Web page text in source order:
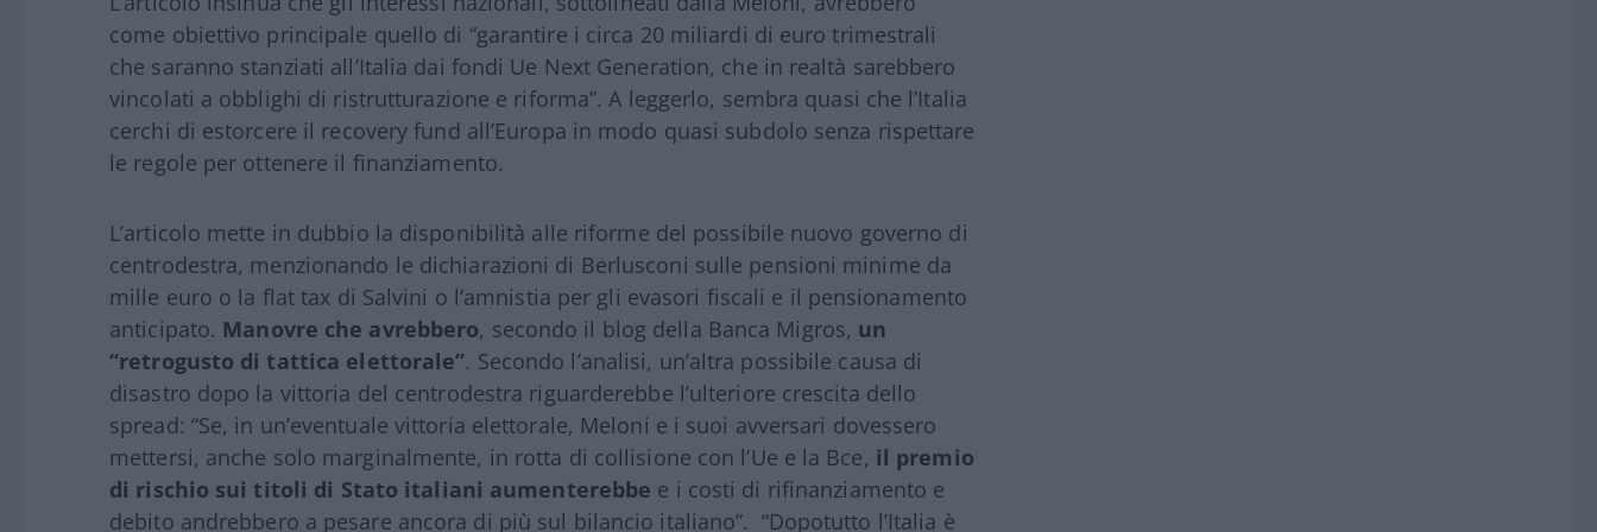
come obiettivo principale quello di “garantire i circa 20 miliardi di euro trimestrali
che saranno stanziati all’Italia dai fondi Ue Next Generation, che in realtà sarebbero
vincolati a obblighi di ristrutturazione e riforma”. A leggerlo, sembra quasi che l’Italia
cerchi di estorcere il recovery fund all’Europa in modo quasi subdolo senza rispettare
le regole per ottenere il finanziamento.
L’articolo mette in dubbio la disponibilità alle riforme del possibile nuovo governo di
centrodestra, menzionando le dichiarazioni di Berlusconi sulle pensioni minime da
mille euro o la flat tax di Salvini o l’amnistia per gli evasori fiscali e il pensionamento
anticipato. Manovre che avrebbero, secondo il blog della Banca Migros, un
“retrogusto di tattica elettorale”. Secondo l’analisi, un’altra possibile causa di
disastro dopo la vittoria del centrodestra riguarderebbe l’ulteriore crescita dello
spread: “Se, in un’eventuale vittoria elettorale, Meloni e i suoi avversari dovessero
mettersi, anche solo marginalmente, in rotta di collisione con l’Ue e la Bce, il premio
di rischio sui titoli di Stato italiani aumenterebbe e i costi di rifinanziamento e
debito andrebbero a pesare ancora di più sul bilancio italiano”. “Dopotutto l’Italia è